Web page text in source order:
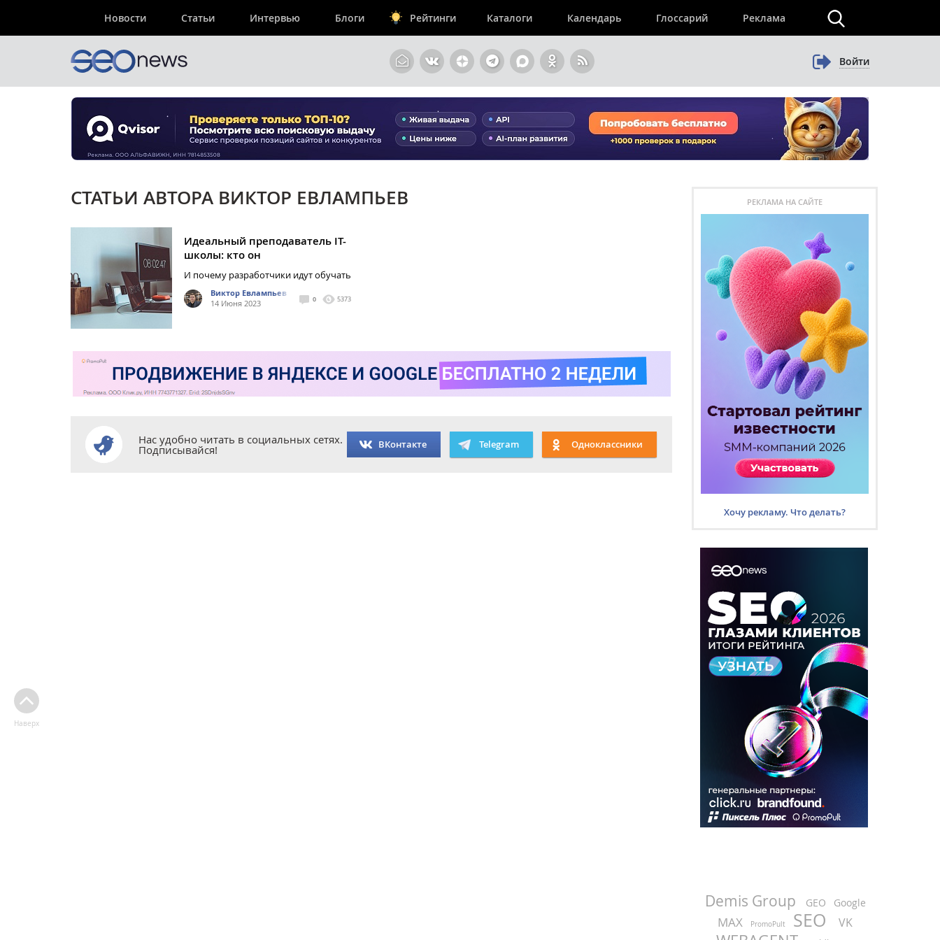
Новости Статьи Интервью Блоги Рейтинги Каталоги Календарь Глоссарий Реклама
Войти
СТАТЬИ АВТОРА ВИКТОР ЕВЛАМПЬЕВ
Идеальный преподаватель IT-
школы: кто он
И почему разработчики идут обучать
Виктор Евлампьев
14 Июня 2023
0 5373
Нас удобно читать в социальных сетях.
Подписывайся! ВКонтакте Telegram Одноклассники
Наверх
РЕКЛАМА НА САЙТЕ
Хочу рекламу. Что делать?
Demis Group GEO Google
MAX PromoPult SEO VK